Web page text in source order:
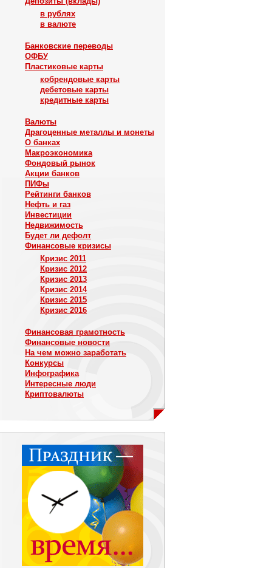
в рублях
в валюте
Банковские переводы
ОФБУ
Пластиковые карты
кобрендовые карты
дебетовые карты
кредитные карты
Валюты
Драгоценные металлы и монеты
О банках
Макроэкономика
Фондовый рынок
Акции банков
ПИФы
Рейтинги банков
Нефть и газ
Инвестиции
Недвижимость
Будет ли дефолт
Финансовые кризисы
Кризис 2011
Кризис 2012
Кризис 2013
Кризис 2014
Кризис 2015
Кризис 2016
Финансовая грамотность
Финансовые новости
На чем можно заработать
Конкурсы
Инфографика
Интересные люди
Криптовалюты